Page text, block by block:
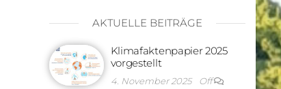
AKTUELLE BEITRÄGE
Klimafaktenpapier 2025
vorgestellt
4. November 2025 Off